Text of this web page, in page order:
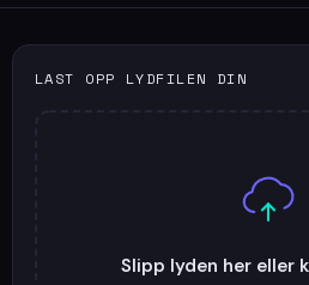
LAST OPP LYDFILEN DIN
Slipp lyden her eller